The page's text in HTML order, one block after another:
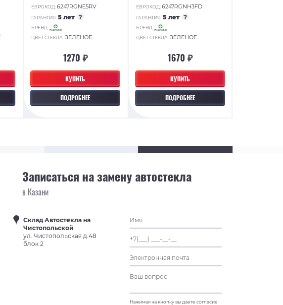
КУПИТЬ
ПОДРОБНЕЕ
ЕВРОКОД:6247RGNE5RV
ГАРАНТИЯ:5 лет ?
БРЕНД:
ЦВЕТ СТЕКЛА:ЗЕЛЕНОЕ
1270 ₽
КУПИТЬ
ПОДРОБНЕЕ
ЕВРОКОД:6247RGNH3FD
ГАРАНТИЯ:5 лет ?
БРЕНД:
ЦВЕТ СТЕКЛА:ЗЕЛЕНОЕ
1670 ₽
Записаться на замену автостекла
в Казани
Склад Автостекла на
Чистопольской
ул. Чистопольская д.48
блок 2
Нажимая на кнопку вы даете согласие